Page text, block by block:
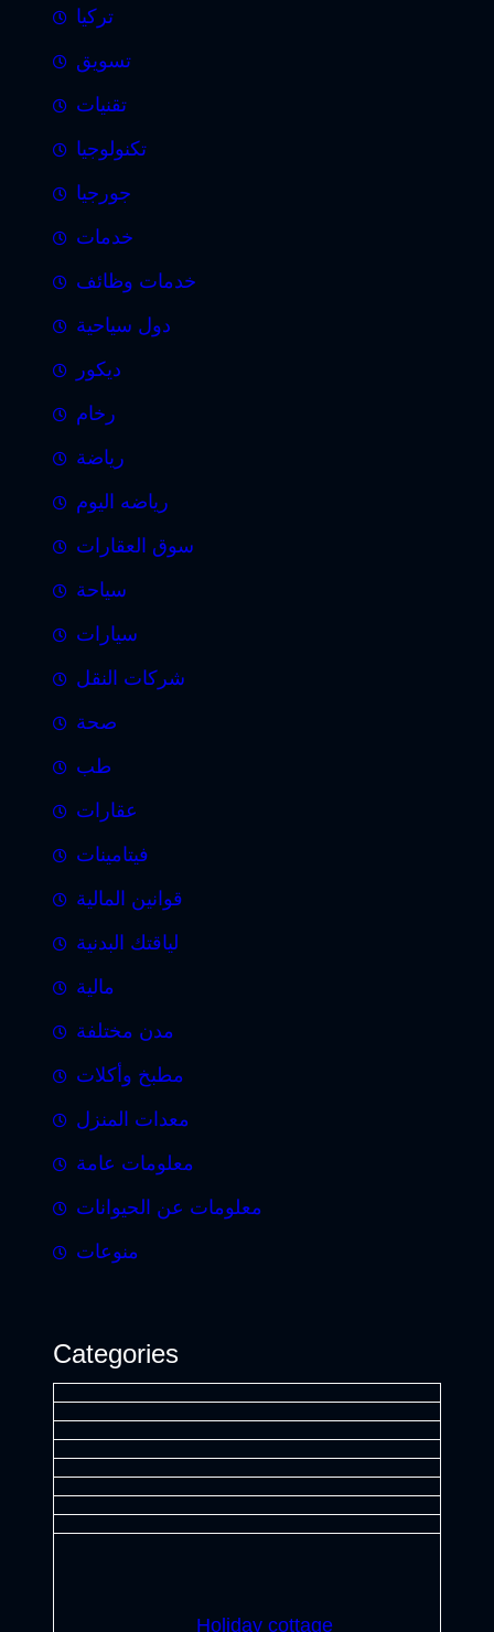
تركيا
تسويق
تقنيات
تكنولوجيا
جورجيا
خدمات
خدمات وظائف
دول سياحية
ديكور
رخام
رياضة
رياضه اليوم
سوق العقارات
سياحة
سيارات
شركات النقل
صحة
طب
عقارات
فيتامينات
قوانين المالية
لياقتك البدنية
مالية
مدن مختلفة
مطبخ وأكلات
معدات المنزل
معلومات عامة
معلومات عن الحيوانات
منوعات
Categories
Holiday cottage